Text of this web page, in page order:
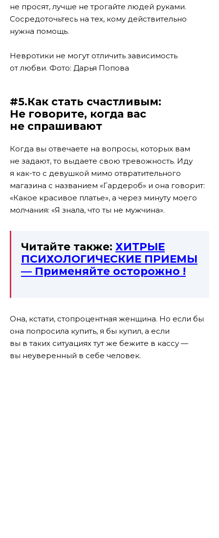
не просят, лучше не трогайте людей руками.
Сосредоточьтесь на тех, кому действительно
нужна помощь.
Невротики не могут отличить зависимость
от любви. Фото: Дарья Попова
#5.Как стать счастливым:
Не говорите, когда вас
не спрашивают
Когда вы отвечаете на вопросы, которых вам
не задают, то выдаете свою тревожность. Иду
я как-то с девушкой мимо отвратительного
магазина с названием «Гардероб» и она говорит:
«Какое красивое платье», а через минуту моего
молчания: «Я знала, что ты не мужчина».
Читайте также: ХИТРЫЕ
ПСИХОЛОГИЧЕСКИЕ ПРИЕМЫ
— Применяйте осторожно !
Она, кстати, стопроцентная женщина. Но если бы
она попросила купить, я бы купил, а если
вы в таких ситуациях тут же бежите в кассу —
вы неуверенный в себе человек.